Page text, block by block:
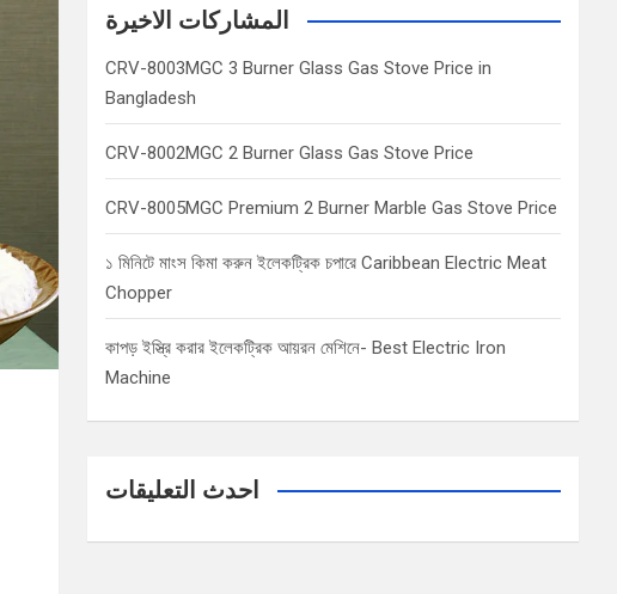
c
المشاركات الاخيرة
CRV-8003MGC 3 Burner Glass Gas Stove Price in
Bangladesh
CRV-8002MGC 2 Burner Glass Gas Stove Price
CRV-8005MGC Premium 2 Burner Marble Gas Stove Price
১ মিনিটে মাংস কিমা করুন ইলেকট্রিক চপারে Caribbean Electric Meat
Chopper
কাপড় ইস্ত্রি করার ইলেকট্রিক আয়রন মেশিনে- Best Electric Iron
Machine
احدث التعليقات